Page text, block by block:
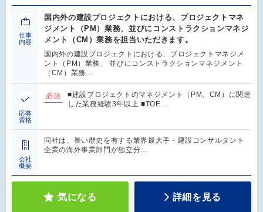
仕事
内容
国内外の建設プロジェクトにおける、プロジェクトマネ
ジメント（PM）業務、並びにコンストラクションマネジ
メント（CM）業務を担当いただきます。
国内外の建設プロジェクトにおける、プロジェクトマネジメ
ント（PM）業務、 並びにコンストラクションマネジメント
（CM）業務…
応募
資格
必須
■建設プロジェクトのマネジメント（PM、CM）に関連
した業務経験3年以上 ■TOE…
会社
概要
同社は、長い歴史を有する業界最大手・建設コンサルタント
企業の海外事業部門が独立分…
気になる 詳細を見る